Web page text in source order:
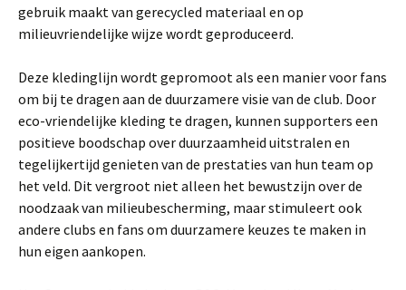
gebruik maakt van gerecycled materiaal en op
milieuvriendelijke wijze wordt geproduceerd.
Deze kledinglijn wordt gepromoot als een manier voor fans
om bij te dragen aan de duurzamere visie van de club. Door
eco-vriendelijke kleding te dragen, kunnen supporters een
positieve boodschap over duurzaamheid uitstralen en
tegelijkertijd genieten van de prestaties van hun team op
het veld. Dit vergroot niet alleen het bewustzijn over de
noodzaak van milieubescherming, maar stimuleert ook
andere clubs en fans om duurzamere keuzes te maken in
hun eigen aankopen.